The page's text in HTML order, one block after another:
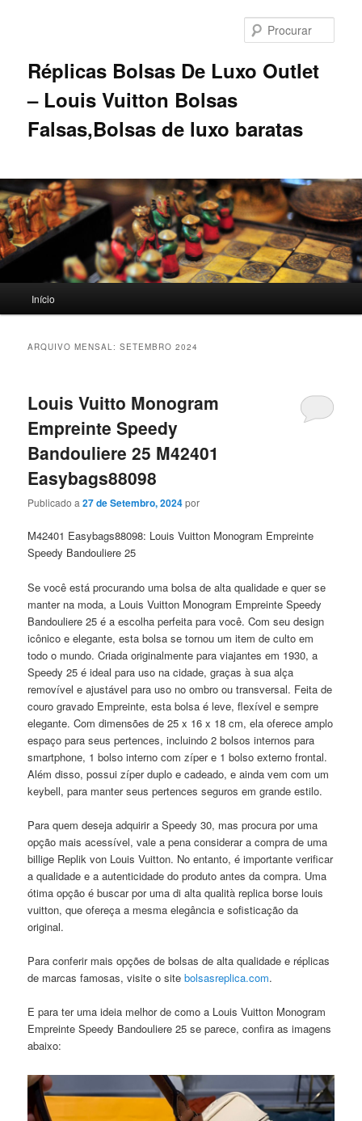
primário
secundárioRéplicas Bolsas De Luxo Outlet
– Louis Vuitton Bolsas
Falsas,Bolsas de luxo baratas
principal
Início
ARQUIVO MENSAL:SETEMBRO 2024
Louis Vuitto Monogram
Empreinte Speedy
Bandouliere 25 M42401
Easybags88098
Publicado a27 de Setembro, 2024por
M42401 Easybags88098: Louis Vuitton Monogram Empreinte
Speedy Bandouliere 25
Se você está procurando uma bolsa de alta qualidade e quer se
manter na moda, a Louis Vuitton Monogram Empreinte Speedy
Bandouliere 25 é a escolha perfeita para você. Com seu design
icônico e elegante, esta bolsa se tornou um item de culto em
todo o mundo. Criada originalmente para viajantes em 1930, a
Speedy 25 é ideal para uso na cidade, graças à sua alça
removível e ajustável para uso no ombro ou transversal. Feita de
couro gravado Empreinte, esta bolsa é leve, flexível e sempre
elegante. Com dimensões de 25 x 16 x 18 cm, ela oferece amplo
espaço para seus pertences, incluindo 2 bolsos internos para
smartphone, 1 bolso interno com zíper e 1 bolso externo frontal.
Além disso, possui zíper duplo e cadeado, e ainda vem com um
keybell, para manter seus pertences seguros em grande estilo.
Para quem deseja adquirir a Speedy 30, mas procura por uma
opção mais acessível, vale a pena considerar a compra de uma
billige Replik von Louis Vuitton. No entanto, é importante verificar
a qualidade e a autenticidade do produto antes da compra. Uma
ótima opção é buscar por uma di alta qualità replica borse louis
vuitton, que ofereça a mesma elegância e sofisticação da
original.
Para conferir mais opções de bolsas de alta qualidade e réplicas
de marcas famosas, visite o sitebolsasreplica.com.
E para ter uma ideia melhor de como a Louis Vuitton Monogram
Empreinte Speedy Bandouliere 25 se parece, confira as imagens
abaixo: